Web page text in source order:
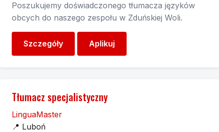
Poszukujemy doświadczonego tłumacza języków
obcych do naszego zespołu w Zduńskiej Woli.
Szczegóły Aplikuj
Tłumacz specjalistyczny
LinguaMaster
📍 Luboń